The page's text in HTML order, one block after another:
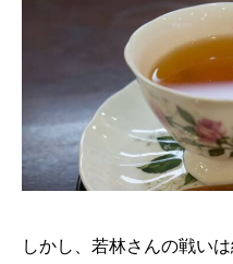
しかし、若林さんの戦い